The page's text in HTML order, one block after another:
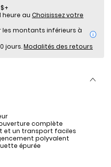
heure au Choisissez votre
i
jours.Modalités des retours
complète
et un transport faciles
polyvalent
épurée